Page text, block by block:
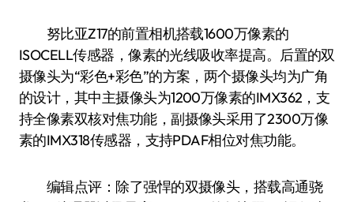
努比亚Z17的前置相机搭载1600万像素的
ISOCELL传感器，像素的光线吸收率提高。后置的双
摄像头为“彩色+彩色”的方案，两个摄像头均为广角
的设计，其中主摄像头为1200万像素的IMX362，支
持全像素双核对焦功能，副摄像头采用了2300万像
素的IMX318传感器，支持PDAF相位对焦功能。
编辑点评：除了强悍的双摄像头，搭载高通骁